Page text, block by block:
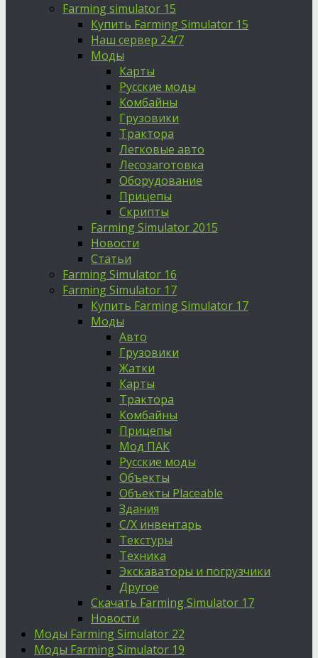
Farming simulator 15
Купить Farming Simulator 15
Наш сервер 24/7
Моды
Карты
Русские моды
Комбайны
Грузовики
Трактора
Легковые авто
Лесозаготовка
Оборудование
Прицепы
Скрипты
Farming Simulator 2015
Новости
Статьи
Farming Simulator 16
Farming Simulator 17
Купить Farming Simulator 17
Моды
Авто
Грузовики
Жатки
Карты
Трактора
Комбайны
Прицепы
Мод ПАК
Русские моды
Объекты
Объекты Placeable
Здания
С/Х инвентарь
Текстуры
Техника
Экскаваторы и погрузчики
Другое
Скачать Farming Simulator 17
Новости
Моды Farming Simulator 22
Моды Farming Simulator 19